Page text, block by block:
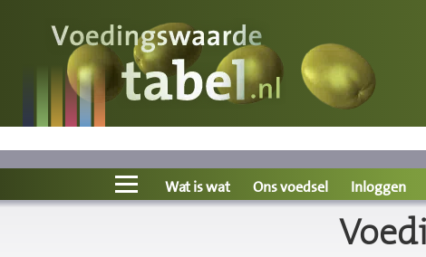
Voedingswaarde
Wat is wat?
Ons voedsel
Wat is wat Ons voedsel Inloggen